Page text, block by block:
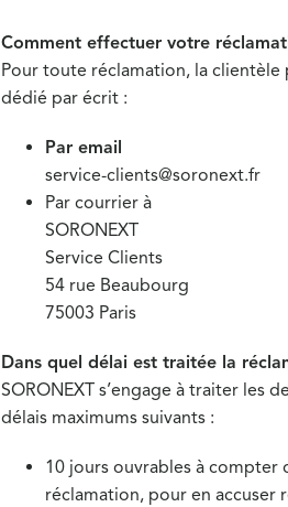
Comment effectuer votre
Pour toute réclamation, la clientèle
dédié par écrit :
Par email
service-clients@soronext.fr
Par courrier à
SORONEXT
Service Clients
54 rue Beaubourg
75003 Paris
Dans quel délai est traitée la
SORONEXT s’engage à traiter les
délais maximums suivants :
10 jours ouvrables à compter
réclamation, pour en accuser